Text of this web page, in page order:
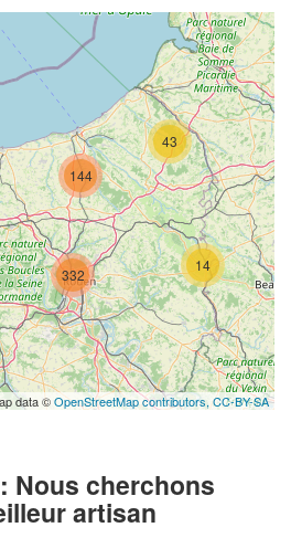
43
14
144
332
data ©OpenStreetMap contributors,CC-BY-SA
Nous cherchons
artisan